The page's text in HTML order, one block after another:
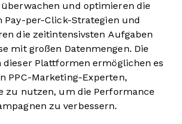
und optimieren die
Pay-per-Click-Strategien und
die zeitintensivsten Aufgaben
mit großen Datenmengen. Die
dieser Plattformen ermöglichen es
PPC-Marketing-Experten,
zu nutzen, um die Performance
zu verbessern.